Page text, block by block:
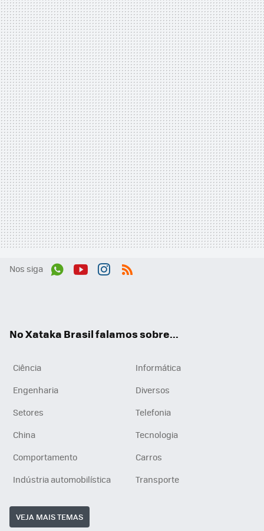
Nos siga
No Xataka Brasil falamos sobre...
Ciência
Informática
Engenharia
Diversos
Setores
Telefonia
China
Tecnologia
Comportamento
Carros
Indústria automobilística
Transporte
VEJA MAIS TEMAS